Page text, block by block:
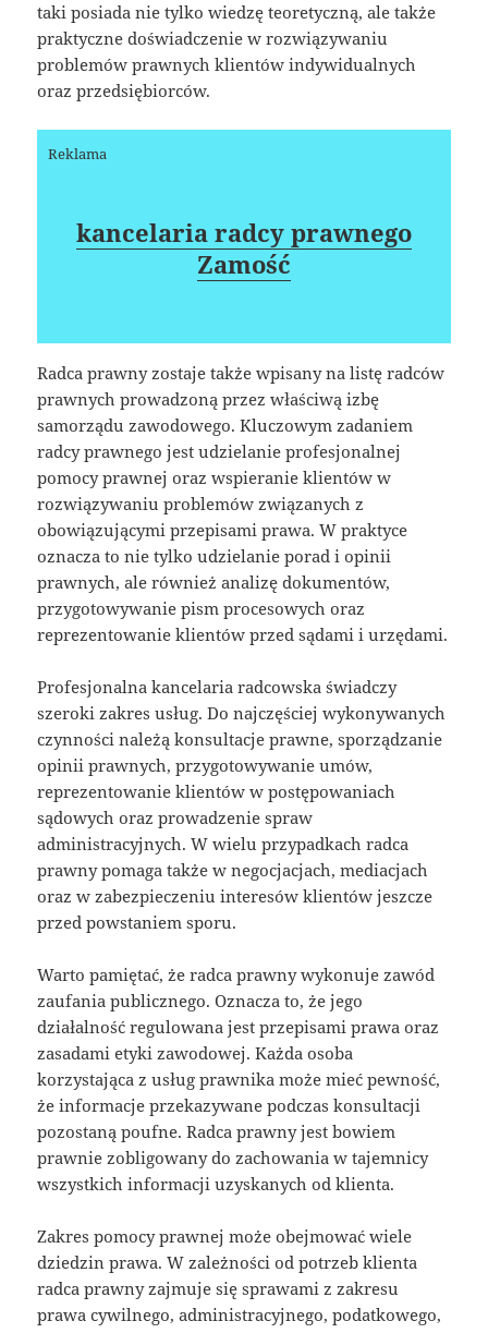
taki posiada nie tylko wiedzę teoretyczną, ale także
praktyczne doświadczenie w rozwiązywaniu
problemów prawnych klientów indywidualnych
oraz przedsiębiorców.
Reklama
kancelaria radcy prawnego
Zamość
Radca prawny zostaje także wpisany na listę radców
prawnych prowadzoną przez właściwą izbę
samorządu zawodowego. Kluczowym zadaniem
radcy prawnego jest udzielanie profesjonalnej
pomocy prawnej oraz wspieranie klientów w
rozwiązywaniu problemów związanych z
obowiązującymi przepisami prawa. W praktyce
oznacza to nie tylko udzielanie porad i opinii
prawnych, ale również analizę dokumentów,
przygotowywanie pism procesowych oraz
reprezentowanie klientów przed sądami i urzędami.
Profesjonalna kancelaria radcowska świadczy
szeroki zakres usług. Do najczęściej wykonywanych
czynności należą konsultacje prawne, sporządzanie
opinii prawnych, przygotowywanie umów,
reprezentowanie klientów w postępowaniach
sądowych oraz prowadzenie spraw
administracyjnych. W wielu przypadkach radca
prawny pomaga także w negocjacjach, mediacjach
oraz w zabezpieczeniu interesów klientów jeszcze
przed powstaniem sporu.
Warto pamiętać, że radca prawny wykonuje zawód
zaufania publicznego. Oznacza to, że jego
działalność regulowana jest przepisami prawa oraz
zasadami etyki zawodowej. Każda osoba
korzystająca z usług prawnika może mieć pewność,
że informacje przekazywane podczas konsultacji
pozostaną poufne. Radca prawny jest bowiem
prawnie zobligowany do zachowania w tajemnicy
wszystkich informacji uzyskanych od klienta.
Zakres pomocy prawnej może obejmować wiele
dziedzin prawa. W zależności od potrzeb klienta
radca prawny zajmuje się sprawami z zakresu
prawa cywilnego, administracyjnego, podatkowego,